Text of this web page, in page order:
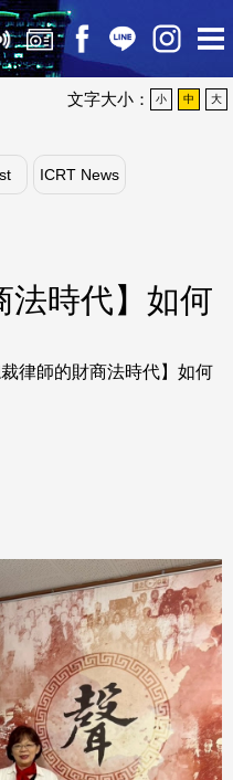
文字大小： 小 中 大
ICRT News
法時代】如何
裁律師的財商法時代】如何